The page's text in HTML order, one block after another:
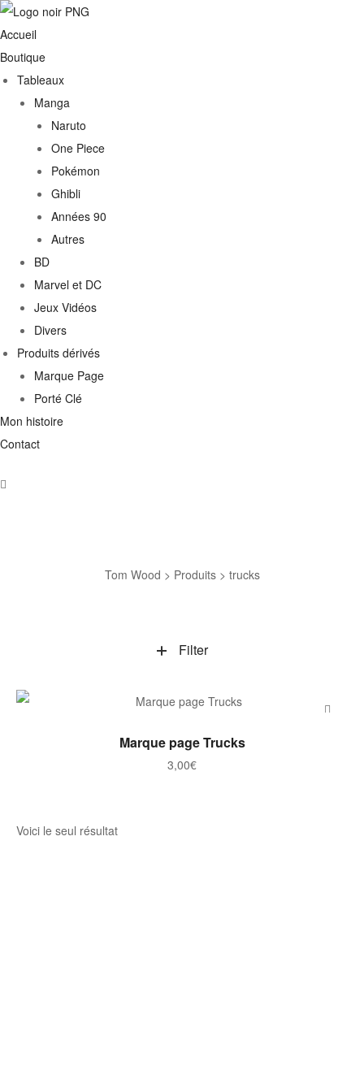
Accueil
Boutique
Tableaux
Manga
Naruto
One Piece
Pokémon
Ghibli
Années 90
Autres
BD
Marvel et DC
Jeux Vidéos
Divers
Produits dérivés
Marque Page
Porté Clé
Mon histoire
Contact
Tom Wood > Produits> trucks
Filter
AJOUTER AU PANIER
Marque page Trucks
3,00€
Voici le seul résultat